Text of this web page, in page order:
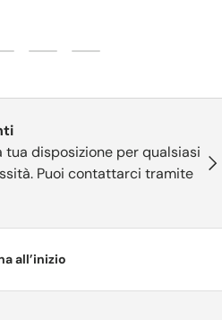
1 di 4
Carica slide 2 di 4
Carica slide 3 di 4
Carica slide 4 di 4
tua disposizione per qualsiasi
Puoi contattarci tramite
all’inizio